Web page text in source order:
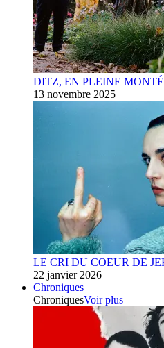
DITZ, EN PLEINE
13 novembre 2025
LE CRI DU COEUR DE
22 janvier 2026
Chroniques
ChroniquesVoir plus